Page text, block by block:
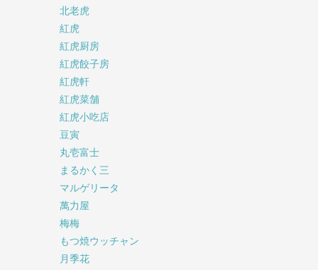
北老虎
紅虎
紅虎厨房
紅虎餃子房
紅虎軒
紅虎菜舗
紅虎小吃店
豆寅
丸壱富士
まるかく三
マルゲリータ
萬力屋
梅梅
もつ焼ウッチャン
月季花